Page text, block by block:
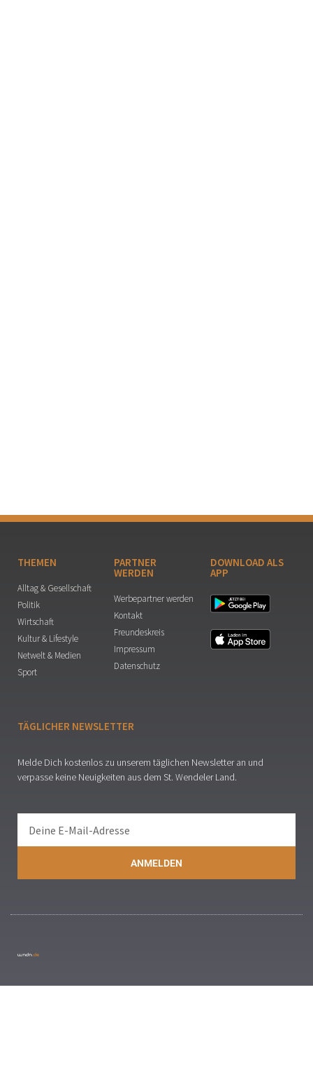
THEMEN
Alltag & Gesellschaft
Politik
Wirtschaft
Kultur & Lifestyle
Netwelt & Medien
Sport
PARTNER
WERDEN
Werbepartner werden
Kontakt
Freundeskreis
Impressum
Datenschutz
DOWNLOAD ALS
APP
TÄGLICHER NEWSLETTER
Melde Dich kostenlos zu unserem täglichen Newsletter an und
verpasse keine Neuigkeiten aus dem St. Wendeler Land.
ANMELDEN